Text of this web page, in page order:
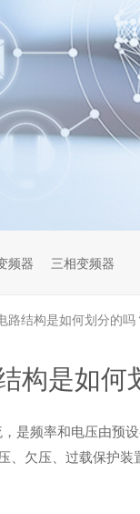
频器 三相变频器
路结构是如何划分的吗
构是如何
是频率和电压由预
欠压、过载保护装